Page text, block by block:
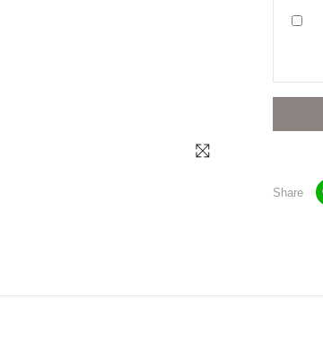
Share